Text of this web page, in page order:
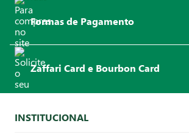
Formas de Pagamento
Zaffari Card e Bourbon Card
INSTITUCIONAL